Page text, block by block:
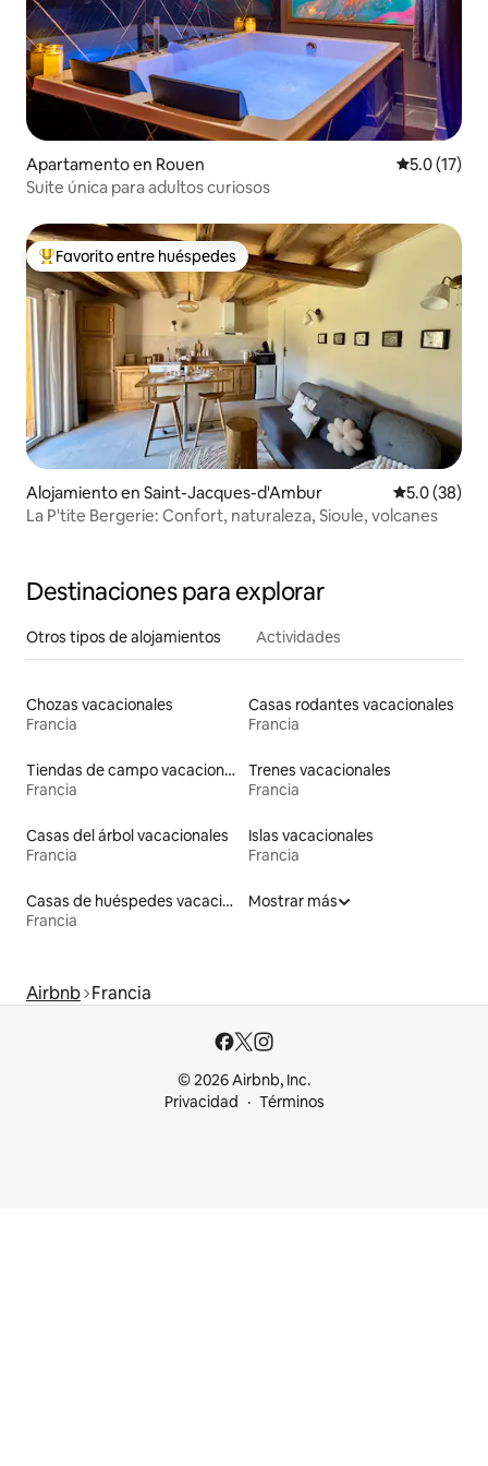
Apartamento en Rouen Calificación
5.0 (17)
Suite única para adultos curiosos
Favorito entre huéspedes preferido
Favorito entre huéspedes
Alojamiento en Saint-Jacques-d'Ambur Calificación
5.0 (38)
La P'tite Bergerie: Confort, naturaleza, Sioule, volcanes
Destinaciones para explorar
Otros tipos de alojamientos Actividades
Chozas vacacionales
Francia
Casas rodantes vacacionales
Francia
Tiendas de campo vacacionales
Francia
Trenes vacacionales
Francia
Casas del árbol vacacionales
Francia
Islas vacacionales
Francia
Casas de huéspedes vacacionales
Francia
Mostrar más
Airbnb Francia
© 2026 Airbnb, Inc.
Privacidad
Términos